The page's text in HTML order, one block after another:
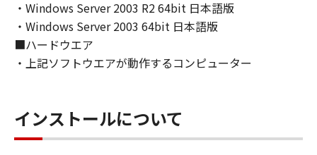
売代理店または販売店のいずれも、「本ソフト
ウェア」の使用または使用不能から生ずるいか
なる損害（逸失利益およびその他の派生的また
は付随的な損害を含むがこれらに限定されない
します。たとえ、キヤノン、キヤノンのライセ
ンサー、キヤノンの子会社、キヤノンの関連会
・Windows Server 2003 R2 64bit 日本語版
・Windows Server 2003 64bit 日本語版
■ハードウエア
・上記ソフトウエアが動作するコンピューター
インストールについて